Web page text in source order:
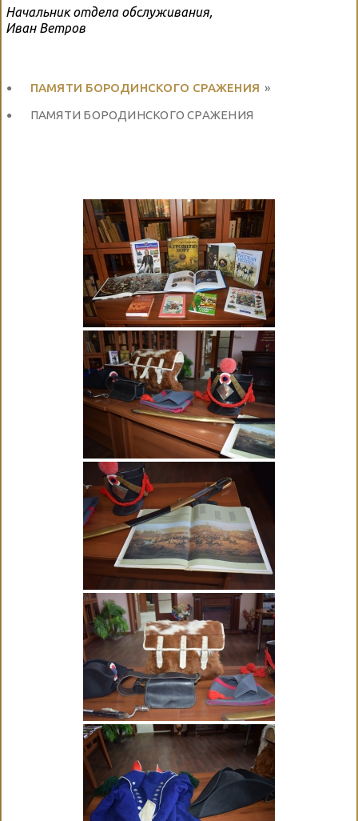
Начальник отдела обслуживания,
Иван Ветров
ПАМЯТИ БОРОДИНСКОГО СРАЖЕНИЯ »
ПАМЯТИ БОРОДИНСКОГО СРАЖЕНИЯ